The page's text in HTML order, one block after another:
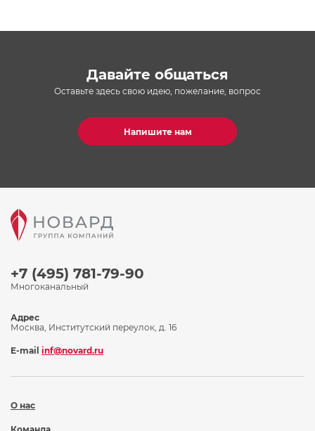
Давайте общаться
Оставьте здесь свою идею, пожелание, вопрос
Напишите нам
+7 (495) 781-79-90
Многоканальный
О нас
Адрес
Москва, Институтский переулок, д. 16
E-mail inf@novard.ru